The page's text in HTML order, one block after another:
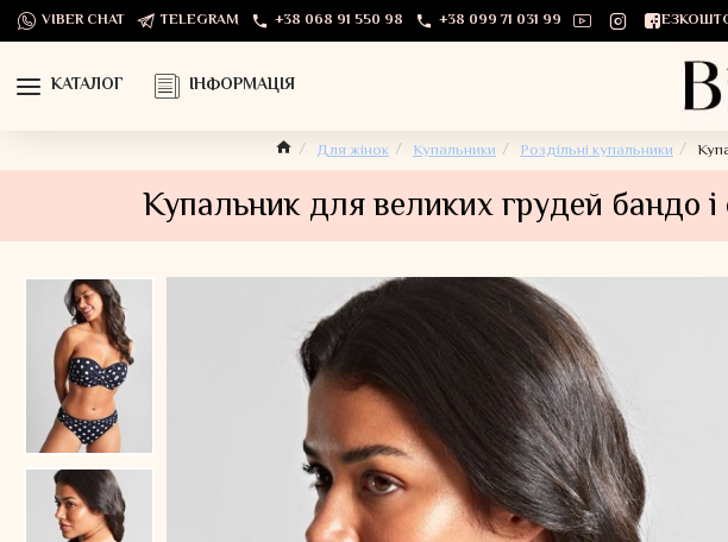
VIBER CHAT TELEGRAM +38 068 91 550 98 +38 099 71 031 99
КАТАЛОГ ІНФОРМАЦІЯ
Для жінок Купальники Роздільні купальники
Купальник для великих грудей бандо